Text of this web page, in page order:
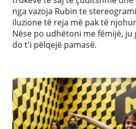
nga vazoja Rubin te
iluzione të reja më pak të
Nëse po udhëtoni me fëmijë,
do t'i pëlqejë pamasë.